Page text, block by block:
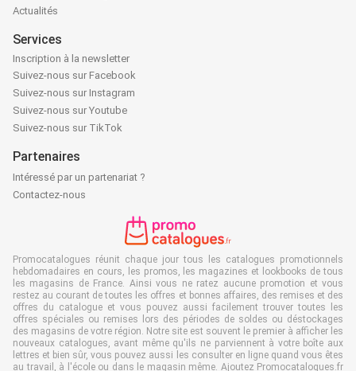
Actualités
Services
Inscription à la newsletter
Suivez-nous sur Facebook
Suivez-nous sur Instagram
Suivez-nous sur Youtube
Suivez-nous sur TikTok
Partenaires
Intéressé par un partenariat ?
Contactez-nous
Promocatalogues réunit chaque jour tous les catalogues promotionnels
hebdomadaires en cours, les promos, les magazines et lookbooks de tous
les magasins de France. Ainsi vous ne ratez aucune promotion et vous
restez au courant de toutes les offres et bonnes affaires, des remises et des
offres du catalogue et vous pouvez aussi facilement trouver toutes les
offres spéciales ou remises lors des périodes de soldes ou déstockages
des magasins de votre région. Notre site est souvent le premier à afficher les
nouveaux catalogues, avant même qu'ils ne parviennent à votre boîte aux
lettres et bien sûr, vous pouvez aussi les consulter en ligne quand vous êtes
au travail, à l'école ou dans le magasin même. Ajoutez Promocatalogues.fr